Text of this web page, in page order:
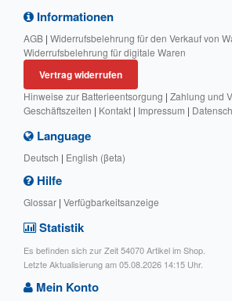
Informationen
AGB | Widerrufsbelehrung für den Verkauf von
Widerrufsbelehrung für digitale Waren
Vertrag widerrufen
Hinweise zur Batterieentsorgung | Zahlung und
Geschäftszeiten | Kontakt | Impressum |
Language
Deutsch | English (βeta)
Hilfe
Glossar | Verfügbarkeitsanzeige
Statistik
Es befinden sich zur Zeit 54070 Artikel im Shop.
Letzte Aktualisierung am 05.08.2026 14:15 Uhr.
Mein Konto